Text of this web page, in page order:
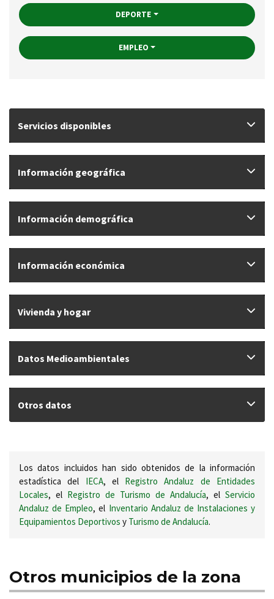
DEPORTE
EMPLEO
Servicios disponibles
Información geográfica
Información demográfica
Información económica
Vivienda y hogar
Datos Medioambientales
Otros datos
Los datos incluidos han sido obtenidos de la información
estadística del IECA, el Registro Andaluz de Entidades
Locales, el Registro de Turismo de Andalucía, el Servicio
Andaluz de Empleo, el Inventario Andaluz de Instalaciones y
Equipamientos Deportivos y Turismo de Andalucía.
Otros municipios de la zona